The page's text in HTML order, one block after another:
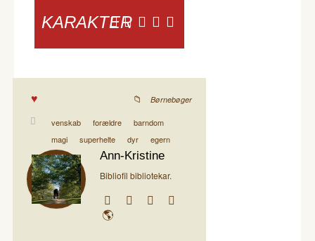
KARAKTER
Børnebøger
venskab forældre
barndom
magi
superhelte dyr egern
Ann-Kristine
Bibliofil bibliotekar.